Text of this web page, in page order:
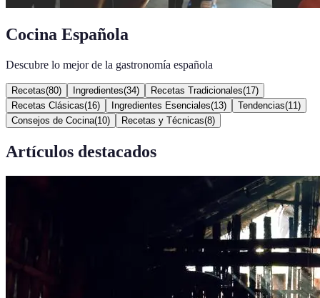
Cocina Española
Descubre lo mejor de la gastronomía española
Recetas(80) Ingredientes(34) Recetas Tradicionales(17)
Recetas Clásicas(16) Ingredientes Esenciales(13) Tendencias(11 )
Consejos de Cocina(10) Recetas y Técnicas(8)
Artículos destacados